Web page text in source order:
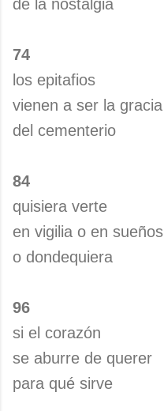
de la nostalgia
74
los epitafios
vienen a ser la gracia
del cementerio
84
quisiera verte
en vigilia o en sueños
o dondequiera
96
si el corazón
se aburre de querer
para qué sirve